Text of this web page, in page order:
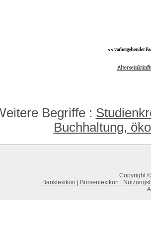
<< vorhergehender
Begriffe :
Buchhaltung,
Copyright
Banklexikon
Börsenlexikon